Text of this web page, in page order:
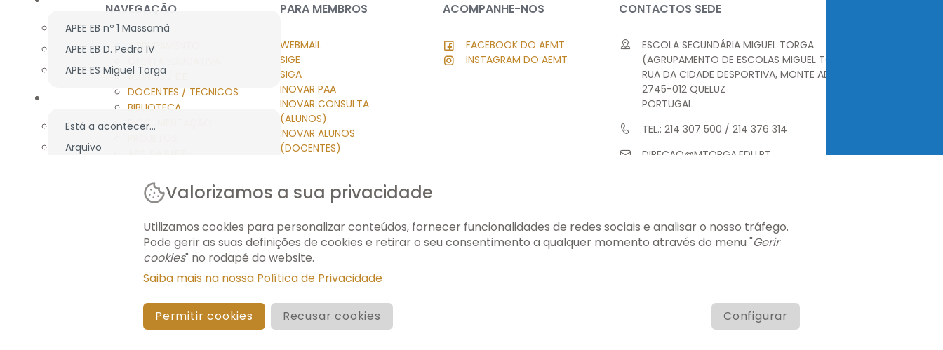
APEE EB nº 1 Massamá
APEE EB D. Pedro IV
APEE ES Miguel Torga
Está a acontecer...
Arquivo
FORMAÇÃO ECONTENT
NAVEGAÇÃO
AGRUPAMENTO
ALUNOS / E.E.
DOCENTES / TÉCNICOS
BIBLIOTECA
DOCUMENTAÇÃO
FORMAÇÃO ECONTENT
PARA MEMBROS
WEBMAIL
SIGE
SIGA
INOVAR PAA
INOVAR CONSULTA
(ALUNOS)
INOVAR ALUNOS
(DOCENTES)
MOODLE
ACESSO PRIVADO
ACOMPANHE-NOS
FACEBOOK DO AEMT
INSTAGRAM DO AEMT
CONTACTOS SEDE
ESCOLA SECUNDÁRIA MIGUEL TORGA
(AGRUPAMENTO DE ESCOLAS MIGUEL TORGA)
RUA DA CIDADE DESPORTIVA, MONTE ABRAÃO
2745-012 QUELUZ
PORTUGAL
TEL.: 214 307 500 / 214 376 314
DIRECAO@MTORGA.EDU.PT
© 2026 AEMT. TODOS OS DIREITOS RESERVADOS.
Valorizamos a sua privacidade
Utilizamos cookies para personalizar conteúdos, fornecer funcionalidades de redes sociais e analisar o nosso tráfego.
Pode gerir as suas definições de cookies e retirar o seu consentimento a qualquer momento através do menu "Gerir
cookies" no rodapé do website.
Saiba mais na nossa Política de Privacidade
Permitir cookies Recusar cookies Configurar